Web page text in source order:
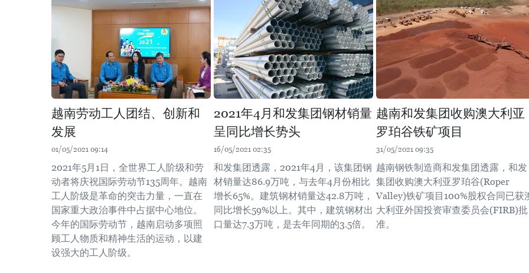
越南劳动工人团结、创新和
发展
01/05/2021 09:14
2021年5月1日，全世界工人阶级和劳
动者将庆祝国际劳动节135周年。越南
工人阶级是革命的突击力量，一直在
国家重大政治事件中占据中心地位。
今年的国际劳动节，越南启动多项照
顾工人物质和精神生活的运动，以建
设强大的工人阶级。
2021年4月和发集团钢材销量
呈同比增长势头
16/05/2021 02:35
和发集团透露，2021年4月，该集团钢
材销量达86.9万吨，与去年4月份相比
增长65%。建筑钢材销量达42.8万吨，
同比增长59%以上。其中，建筑钢材出
口量达7.3万吨，是去年同期的3.5倍。
越南和发集团收购澳大利亚
罗珀谷铁矿项目
31/05/2021 09:35
越南钢铁制造商和发集团透露，和发
集团收购澳大利亚罗珀谷(Roper
Valley)铁矿项目100%股权合同已获
大利亚外国投资审查委员会(FIRB)批
准。